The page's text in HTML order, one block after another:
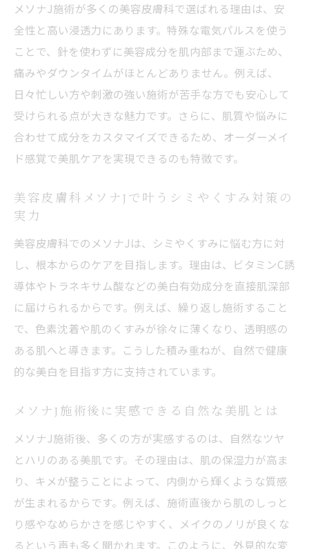
美容皮膚科で実感するメソナJの仕上がりの
違い
メソナJ体験談からわかる美肌の変化
美容皮膚科でのメソナJ施術後の満足度を解
説
自然な美肌を目指す美容皮膚科メソナJの選
び方
の魅力
ポレーション
メソナJ施術がエレクトロポレーションと異
なる点
エレクトロポレーションとの違いを徹底解
説
肌力
メソナJと他施術の比較でわかる魅力
口コミから読み解くメソナJの実際の効果
美容皮膚科メソナJの効果を口コミでチェッ
ク
メソナJ体験者の声から見える実感の変化
メソナJ施術が多くの美容皮膚科で選ばれる理由は、安
全性と高い浸透力にあります。特殊な電気パルスを使う
ことで、針を使わずに美容成分を肌内部まで運ぶため、
痛みやダウンタイムがほとんどありません。例えば、
日々忙しい方や刺激の強い施術が苦手な方でも安心して
受けられる点が大きな魅力です。さらに、肌質や悩みに
合わせて成分をカスタマイズできるため、オーダーメイ
ド感覚で美肌ケアを実現できるのも特徴です。
美容皮膚科メソナJで叶うシミやくすみ対策の
実力
美容皮膚科でのメソナJは、シミやくすみに悩む方に対
し、根本からのケアを目指します。理由は、ビタミンC誘
導体やトラネキサム酸などの美白有効成分を直接肌深部
に届けられるからです。例えば、繰り返し施術すること
で、色素沈着や肌のくすみが徐々に薄くなり、透明感の
ある肌へと導きます。こうした積み重ねが、自然で健康
的な美白を目指す方に支持されています。
メソナJ施術後に実感できる自然な美肌とは
メソナJ施術後、多くの方が実感するのは、自然なツヤ
とハリのある美肌です。その理由は、肌の保湿力が高ま
り、キメが整うことによって、内側から輝くような質感
が生まれるからです。例えば、施術直後から肌のしっと
り感やなめらかさを感じやすく、メイクのノリが良くな
るという声も多く聞かれます。このように、外見的な変